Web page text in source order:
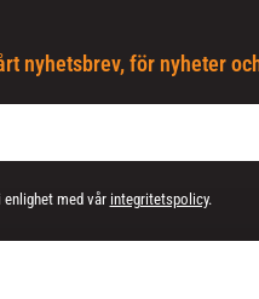
nyhetsbrev, för nyheter
enlighet med vår integritetspolicy.